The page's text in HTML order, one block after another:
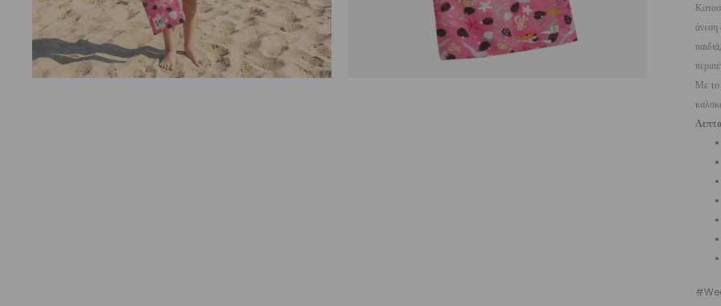
άνεση
Με το